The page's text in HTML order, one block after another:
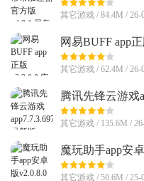
其它游戏 / 84.4M / 26-
网易BUFF app
其它游戏 / 62.4M / 26-
腾讯先锋云游戏
版
其它游戏 / 135.6M /
魔玩助手app安
其它游戏 / 50.6M / 25-